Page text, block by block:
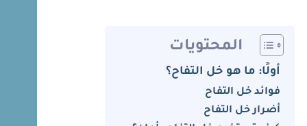
المحتويات
أولًا: ما هو خل التفاح؟
فوائد خل التفاح
أضرار خل التفاح